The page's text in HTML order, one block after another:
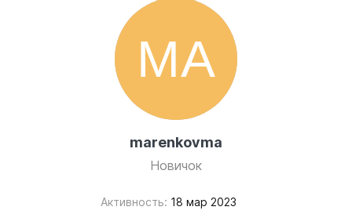
marenkovma
Новичок
Активность: 18 мар 2023